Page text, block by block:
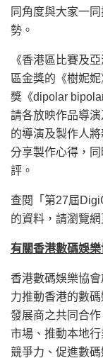
同角度與大家一
勢。
《香港區比賽及
區金獎的《樹妮
獎《dipolar
請各放映作品導
的導演及製作人
分享製作心得，
評。
查閱「第27屆
的資料，請瀏覽網
有關香港數碼娛
香港數碼娛樂協
力推動香港的數
發展商之共同合
市場、推動本地
競爭力、促進數